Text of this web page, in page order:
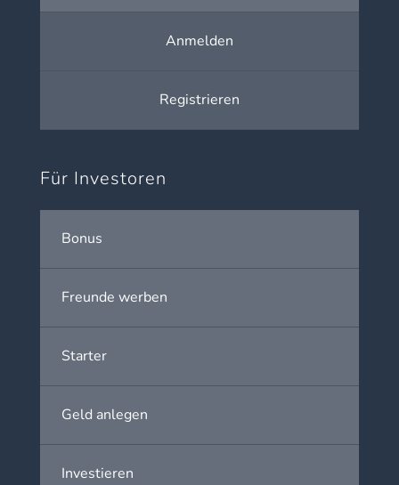
Anmelden
Registrieren
Für Investoren
Bonus
Freunde werben
Starter
Geld anlegen
Investieren